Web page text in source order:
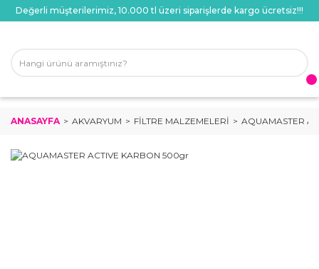
Değerli müşterilerimiz, 10.000 tl üzeri siparişlerde kargo ücretsiz!!!
ANASAYFA AKVARYUM FILTRE MALZEMELERI AQUAMASTER